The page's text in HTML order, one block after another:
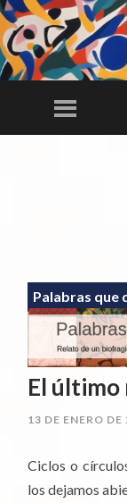
Palabras que
El último
13 DE ENERO DE
Ciclos o
los dejamos